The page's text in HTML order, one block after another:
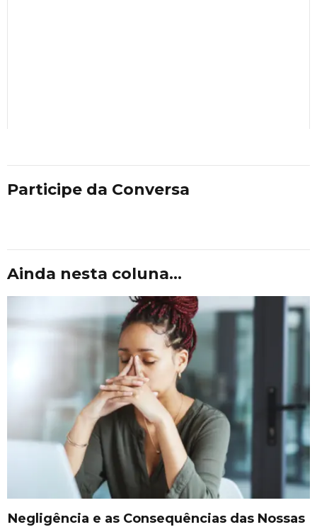
Participe da Conversa
Ainda nesta coluna...
Negligência e as Consequências das Nossas